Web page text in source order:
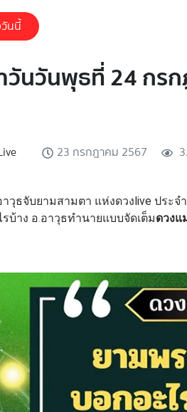
นนี้
วันวันพุธที่ 24 กร
23 กรกฎาคม 2567
วุธจับยามสามตา แห่งดวงlive ประจำ
บ้าง อ.อาวุธทำนายแบบจัดเต็มดวงแ